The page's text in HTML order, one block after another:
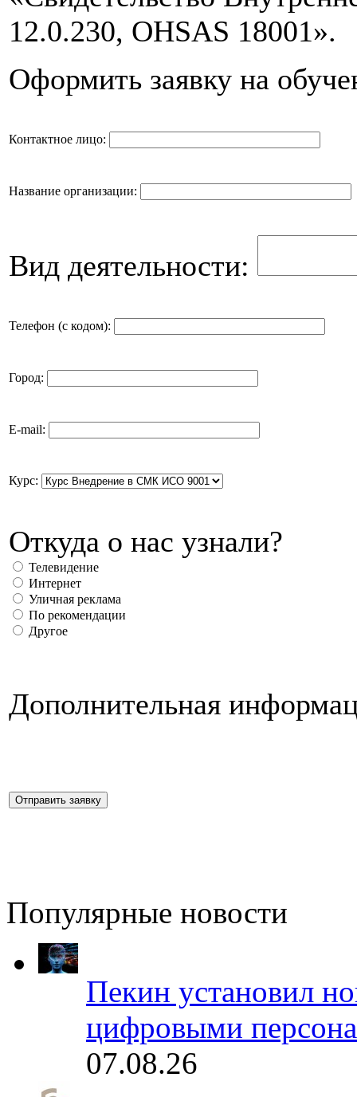
12.0.230, OHSAS 18001».
Оформить заявку на
Контактное лицо:
Название организации:
Вид деятельности:
Телефон (с кодом):
Город:
E-mail:
Курс:
Откуда о нас узнали?
Телевидение
Интернет
Уличная реклама
По рекомендации
Другое
Дополнительная
Популярные новости
Пекин установил
цифровыми
07.08.26